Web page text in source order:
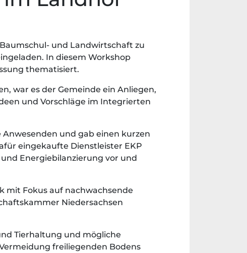
und Landwirtschaft zu
In diesem Workshop
thematisiert.
war es der Gemeinde ein Anliegen,
und Vorschläge im Integrierten
und gab einen kurzen
eingekaufte Dienstleister EKP
Energiebilanzierung vor und
mit Fokus auf nachwachsende
Niedersachsen
Tierhaltung und mögliche
freiliegenden Bodens